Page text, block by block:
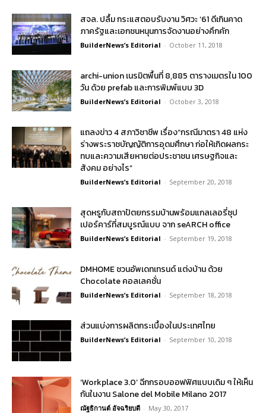
สจล. ปลื้ม กระแสตอบรับงาน วิศวะ ’61 ดีเกินคาด
ภาครัฐและเอกชนหนุนการจัดงานอย่างคึกคัก
BuilderNews’s Editorial - October 11, 2018
archi-union เนรมิตพื้นที่ 8,885 ตารางเมตรใน 100
วัน ด้วย prefab และการพิมพ์แบบ 3D
BuilderNews’s Editorial - October 3, 2018
แถลงข่าว 4 สภาวิชาชีพ เรื่อง“กรณีมาตรา 48 แห่ง
ร่างพระราชบัญญัติการอุดมศึกษา ก่อให้เกิดผลกระ
ทบและความเสียหายต่อประชาชน เศรษฐกิจและ
สังคม อย่างไร”
BuilderNews’s Editorial - September 20, 2018
สุดหรูกับสถาปัตยกรรมบ้านพร้อมแกลเลอรี่ซุป
เปอร์คาร์ที่สมบูรณ์แบบ จาก seARCH office
BuilderNews’s Editorial - September 19, 2018
DMHOME ชวนอัพเดทเทรนด์ แต่งบ้าน ด้วย
Chocolate คอลเลคชั่น
BuilderNews’s Editorial - September 18, 2018
ส่วนแบ่งการผลิตกระเบื้องในประเทศไทย
BuilderNews’s Editorial - September 10, 2018
‘Workplace 3.0’ ฉีกกรอบออฟฟิศแบบเดิม ๆ ให้เห็น
กันในงาน Salone del Mobile Milano 2017
ณัฐธิกานต์ อัจฉริยบดี - May 30, 2017